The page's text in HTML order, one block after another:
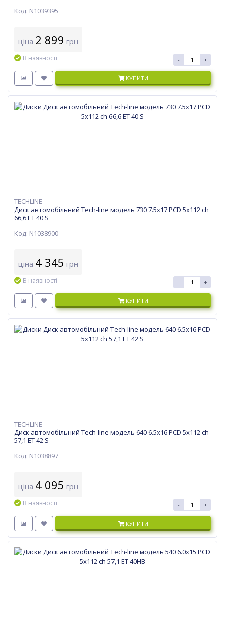
Код: N1039395
ціна 2 899 грн
В наявності - +
КУПИТИ
TECHLINE
Диск автомобільний Tech-line модель 730 7.5х17 PCD 5x112 ch
66,6 ET 40 S
Код: N1038900
ціна 4 345 грн
В наявності - +
КУПИТИ
TECHLINE
Диск автомобільний Tech-line модель 640 6.5х16 PCD 5x112 ch
57,1 ET 42 S
Код: N1038897
ціна 4 095 грн
В наявності - +
КУПИТИ